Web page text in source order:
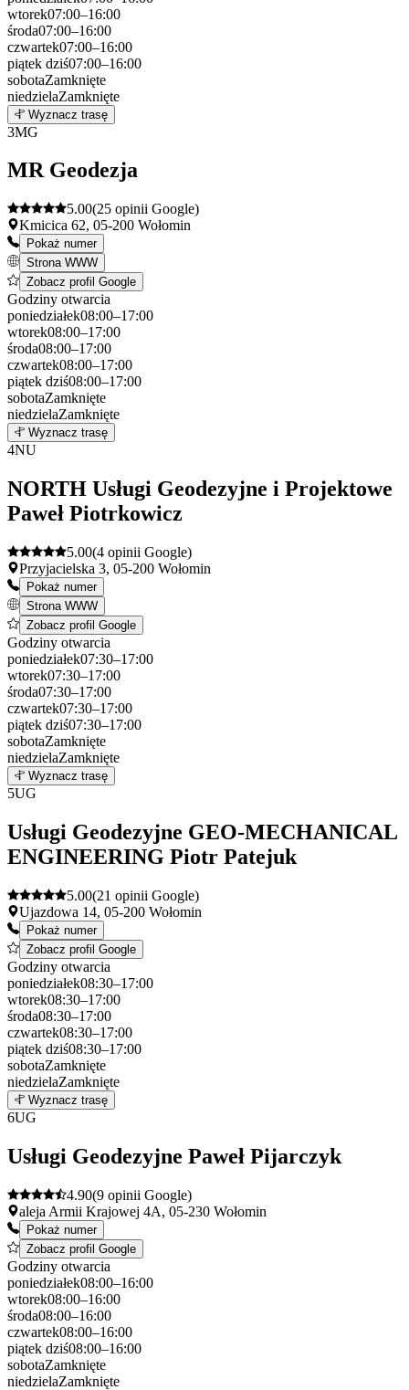
wtorek07:00–16:00
środa07:00–16:00
czwartek07:00–16:00
piątek dziś07:00–16:00
sobotaZamknięte
niedzielaZamknięte
+
−
Wyznacz trasę
3MG
MR Geodezja
5.00(25 opinii Google)
Kmicica 62, 05-200 Wołomin
Pokaż numer
Strona WWW
Zobacz profil Google
Godziny otwarcia
poniedziałek08:00–17:00
wtorek08:00–17:00
środa08:00–17:00
czwartek08:00–17:00
piątek dziś08:00–17:00
sobotaZamknięte
niedzielaZamknięte
+
−
Wyznacz trasę
4NU
NORTH Usługi Geodezyjne i Projektowe
Paweł Piotrkowicz
5.00(4 opinii Google)
Przyjacielska 3, 05-200 Wołomin
Pokaż numer
Strona WWW
Zobacz profil Google
Godziny otwarcia
poniedziałek07:30–17:00
wtorek07:30–17:00
środa07:30–17:00
czwartek07:30–17:00
piątek dziś07:30–17:00
sobotaZamknięte
niedzielaZamknięte
+
−
Wyznacz trasę
5UG
Usługi Geodezyjne GEO-MECHANICAL
ENGINEERING Piotr Patejuk
5.00(21 opinii Google)
Ujazdowa 14, 05-200 Wołomin
Pokaż numer
Zobacz profil Google
Godziny otwarcia
poniedziałek08:30–17:00
wtorek08:30–17:00
środa08:30–17:00
czwartek08:30–17:00
piątek dziś08:30–17:00
sobotaZamknięte
niedzielaZamknięte
+
−
Wyznacz trasę
6UG
Usługi Geodezyjne Paweł Pijarczyk
4.90(9 opinii Google)
aleja Armii Krajowej 4A, 05-230 Wołomin
Pokaż numer
Zobacz profil Google
Godziny otwarcia
poniedziałek08:00–16:00
wtorek08:00–16:00
środa08:00–16:00
czwartek08:00–16:00
piątek dziś08:00–16:00
sobotaZamknięte
niedzielaZamknięte